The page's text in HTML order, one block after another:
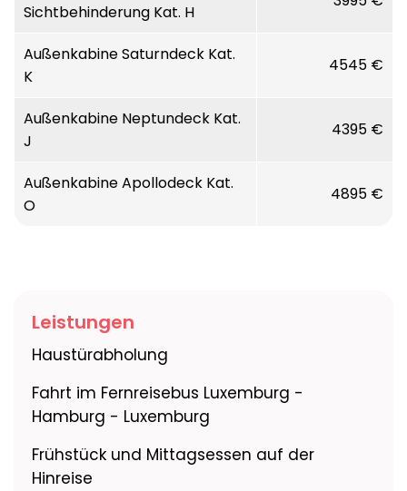
ab 2004 Artemis, seit 2011 Artania
regelmäßige Renovierungen, zuletzt Nov./Dez.
2022
Stabilisatoren:Flossenstabilisatoren Sperry
Marine
Reederei:BSM, Zypern
Bordsprache:deutsch
Restaurants: 2 gleichwertige Restaurants
mit ca. 900 Plätzen
und 280 Plätze Lido-Buffet-Restaurant, eine
lange
Sichtbehinderung Kat. H
Außenkabine Saturndeck Kat.
K
4545 €
Außenkabine Neptundeck Kat.
J
4395 €
Außenkabine Apollodeck Kat.
O
4895 €
Leistungen
Haustürabholung
Fahrt im Fernreisebus Luxemburg -
Hamburg - Luxemburg
Frühstück und Mittagsessen auf der
Hinreise